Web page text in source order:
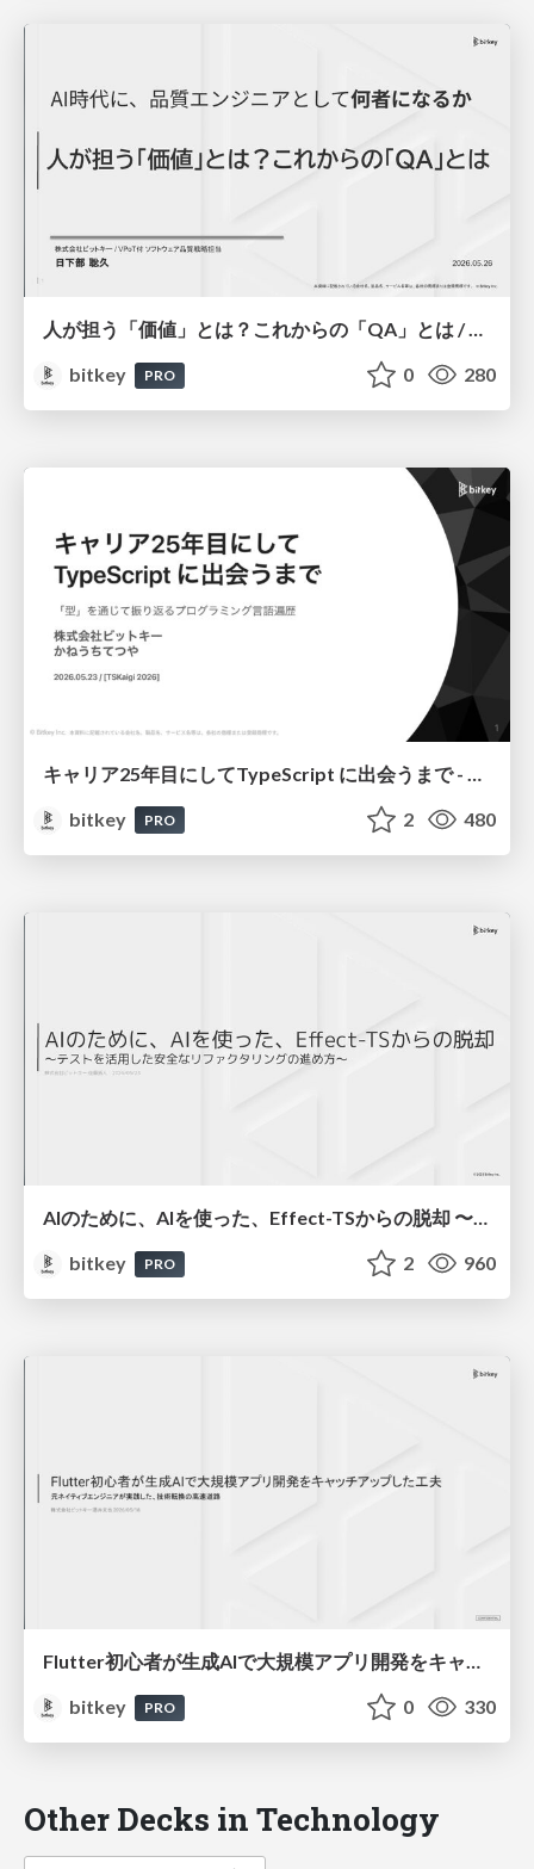
人が担う「価値」とは？これからの「QA」とは / Human Value and the Future of Quality Assurance
bitkey
PRO 0 280
bitkey
PRO 2 480
AIのために、AIを使った、Effect-TSからの脱却 〜テストを活用した安全なリファクタリングの進め方〜
bitkey
PRO 2 960
Flutter初心者が生成AIで大規模アプリ開発をキャッチアップした工夫 〜元ネイティブエンジニアが実践した、技術転換の高速道路〜 / Flutter with LLM: A Former Native Engineer's Fast Track to Large-Scale Apps
bitkey
PRO 0 330
Other Decks in Technology